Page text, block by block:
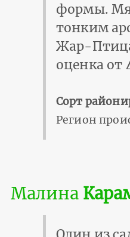
формы.
тонким
Жар-
оценка от
Сорт
Регион
Малина